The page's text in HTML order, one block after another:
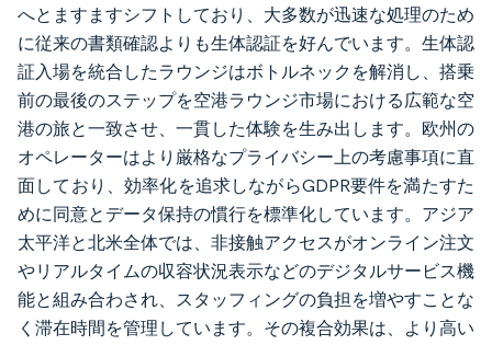
へとますますシフトしており、大多数が迅速な処理のため
に従来の書類確認よりも生体認証を好んでいます。生体認
証入場を統合したラウンジはボトルネックを解消し、搭乗
前の最後のステップを空港ラウンジ市場における広範な空
港の旅と一致させ、一貫した体験を生み出します。欧州の
オペレーターはより厳格なプライバシー上の考慮事項に直
面しており、効率化を追求しながらGDPR要件を満たすた
めに同意とデータ保持の慣行を標準化しています。アジア
太平洋と北米全体では、非接触アクセスがオンライン注文
やリアルタイムの収容状況表示などのデジタルサービス機
能と組み合わされ、スタッフィングの負担を増やすことな
く滞在時間を管理しています。その複合効果は、より高い